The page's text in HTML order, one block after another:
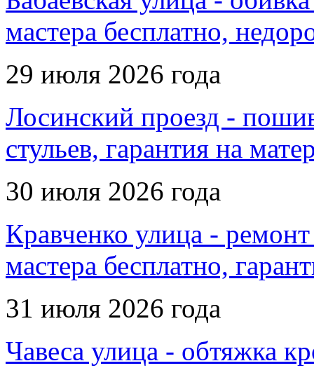
мастера бесплатно,
29 июля 2026 года
Лосинский проезд -
стульев, гарантия на
30 июля 2026 года
Кравченко улица -
мастера бесплатно,
31 июля 2026 года
Чавеса улица - обтяжка